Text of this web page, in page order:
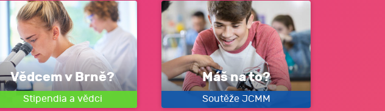
Vědcem v Brně?
Stipendia a vědci
Máš na to?
Soutěže JCMM